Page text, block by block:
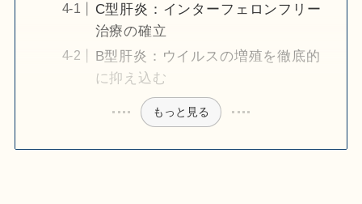
C型肝炎：インターフェロンフリー
治療の確立
B型肝炎：ウイルスの増殖を徹底的
に抑え込む
もっと見る